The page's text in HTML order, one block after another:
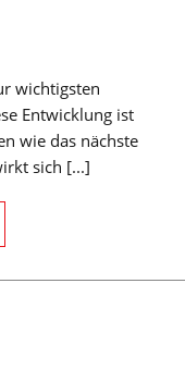
wichtigsten
Entwicklung ist
wie das nächste
sich [...]